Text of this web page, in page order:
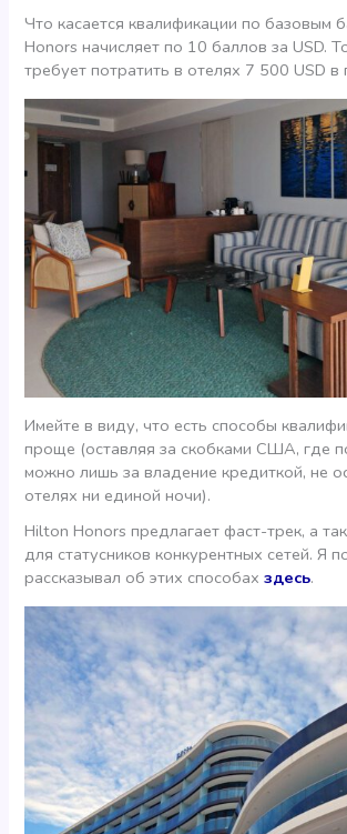
Что касается квалификации по базовым
Honors начисляет по 10 баллов за USD.
требует потратить в отелях 7 500 USD в
Имейте в виду, что есть способы
проще (оставляя за скобками США, где
можно лишь за владение кредиткой, не
отелях ни единой ночи).
Hilton Honors предлагает фаст-трек, а
для статусников конкурентных сетей. Я
рассказывал об этих способахздесь.